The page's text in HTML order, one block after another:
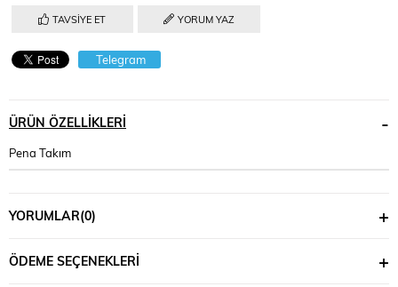
TAVSIYE ET YORUM YAZ
Telegram
ÜRÜN ÖZELLIKLERI
Pena Takım
YORUMLAR(0)
ÖDEME SEÇENEKLERI